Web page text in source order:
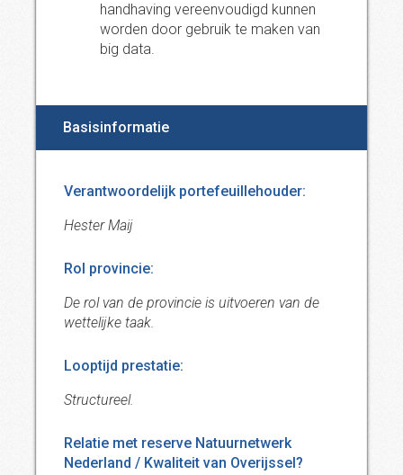
handhaving vereenvoudigd kunnen
worden door gebruik te maken van
big data.
Basisinformatie
Verantwoordelijk portefeuillehouder:
Hester Maij
Rol provincie:
De rol van de provincie is uitvoeren van de
wettelijke taak.
Looptijd prestatie:
Structureel.
Relatie met reserve Natuurnetwerk
Nederland / Kwaliteit van Overijssel?